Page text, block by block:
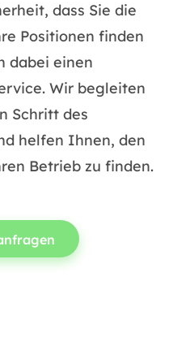
dass Sie die
Positionen finden
dabei einen
Wir begleiten
Schritt des
helfen Ihnen, den
Betrieb zu finden.